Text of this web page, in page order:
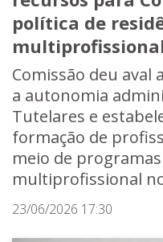
política de
Comissão deu
a autonomia
Tutelares e
formação de
meio de
multiprofissional
23/06/2026 17:30